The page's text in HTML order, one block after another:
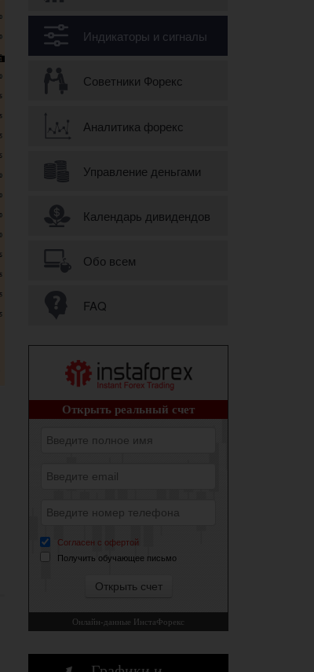
Индикаторы и сигналы
Советники Форекс
Аналитика форекс
Управление деньгами
Календарь дивидендов
Обо всем
FAQ